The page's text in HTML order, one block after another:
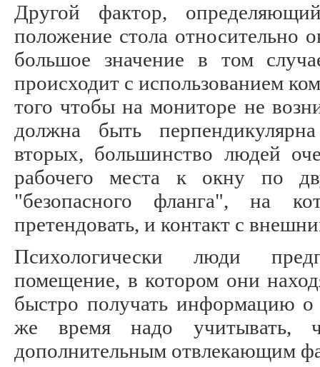
Другой фактор,
положение стола относительно
большое значение в том
происходит с использованием
того чтобы на мониторе не
должна быть
вторых, большинство людей
рабочего места к окну по
"безопасного фланга", на
претендовать, и контакт с
Психологически люди
помещение, в котором они
быстро получать информацию
же время надо учитывать,
дополнительным отвлекающим